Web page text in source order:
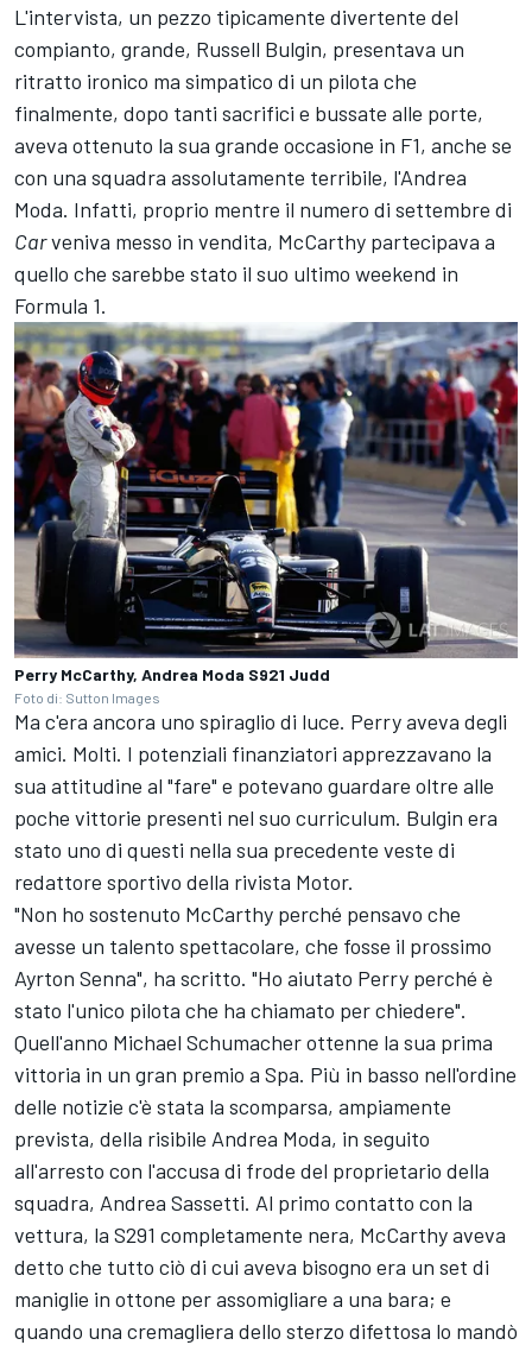
L'intervista, un pezzo tipicamente divertente del
compianto, grande, Russell Bulgin, presentava un
ritratto ironico ma simpatico di un pilota che
finalmente, dopo tanti sacrifici e bussate alle porte,
aveva ottenuto la sua grande occasione in F1, anche se
con una squadra assolutamente terribile, l'Andrea
Moda. Infatti, proprio mentre il numero di settembre di
Carveniva messo in vendita, McCarthy partecipava a
quello che sarebbe stato il suo ultimo weekend in
Formula 1.
Perry McCarthy, Andrea Moda S921 Judd
Foto di: Sutton Images
Ma c'era ancora uno spiraglio di luce. Perry aveva degli
amici. Molti. I potenziali finanziatori apprezzavano la
sua attitudine al "fare" e potevano guardare oltre alle
poche vittorie presenti nel suo curriculum. Bulgin era
stato uno di questi nella sua precedente veste di
redattore sportivo della rivista Motor.
"Non ho sostenuto McCarthy perché pensavo che
avesse un talento spettacolare, che fosse il prossimo
Ayrton Senna", ha scritto. "Ho aiutato Perry perché è
stato l'unico pilota che ha chiamato per chiedere".
Quell'anno Michael Schumacherottenne la sua prima
vittoria in un gran premio a Spa. Più in basso nell'ordine
delle notizie c'è stata la scomparsa, ampiamente
prevista, della risibile Andrea Moda, in seguito
all'arresto con l'accusa di frode del proprietario della
squadra, Andrea Sassetti. Al primo contatto con la
vettura, la S291 completamente nera, McCarthy aveva
detto che tutto ciò di cui aveva bisogno era un set di
maniglie in ottone per assomigliare a una bara; e
quando una cremagliera dello sterzo difettosa lo mandò